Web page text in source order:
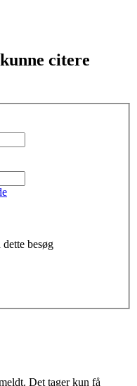
citere
besøg
Det tager kun få